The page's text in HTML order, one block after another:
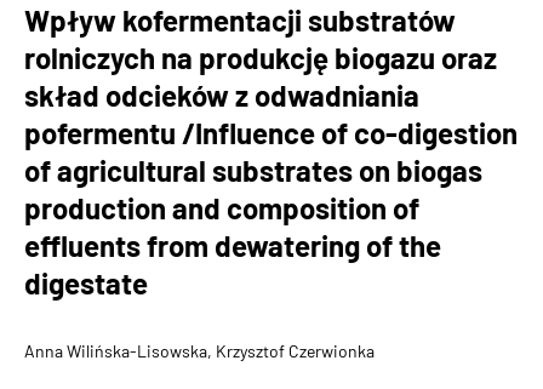
Wpływ kofermentacji substratów
rolniczych na produkcję biogazu oraz
skład odcieków z odwadniania
pofermentu /Influence of co-digestion
of agricultural substrates on biogas
production and composition of
effluents from dewatering of the
digestate
Anna Wilińska-Lisowska, Krzysztof Czerwionka